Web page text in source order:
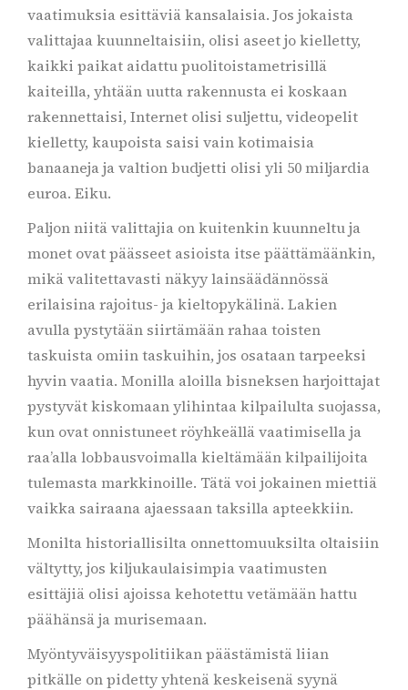
vaatimuksia esittäviä kansalaisia. Jos jokaista
valittajaa kuunneltaisiin, olisi aseet jo kielletty,
kaikki paikat aidattu puolitoistametrisillä
kaiteilla, yhtään uutta rakennusta ei koskaan
rakennettaisi, Internet olisi suljettu, videopelit
kielletty, kaupoista saisi vain kotimaisia
banaaneja ja valtion budjetti olisi yli 50 miljardia
euroa. Eiku.
Paljon niitä valittajia on kuitenkin kuunneltu ja
monet ovat päässeet asioista itse päättämäänkin,
mikä valitettavasti näkyy lainsäädännössä
erilaisina rajoitus- ja kieltopykälinä. Lakien
avulla pystytään siirtämään rahaa toisten
taskuista omiin taskuihin, jos osataan tarpeeksi
hyvin vaatia. Monilla aloilla bisneksen harjoittajat
pystyvät kiskomaan ylihintaa kilpailulta suojassa,
kun ovat onnistuneet röyhkeällä vaatimisella ja
raa’alla lobbausvoimalla kieltämään kilpailijoita
tulemasta markkinoille. Tätä voi jokainen miettiä
vaikka sairaana ajaessaan taksilla apteekkiin.
Monilta historiallisilta onnettomuuksilta oltaisiin
vältytty, jos kiljukaulaisimpia vaatimusten
esittäjiä olisi ajoissa kehotettu vetämään hattu
päähänsä ja murisemaan.
Myöntyväisyyspolitiikan päästämistä liian
pitkälle on pidetty yhtenä keskeisenä syynä